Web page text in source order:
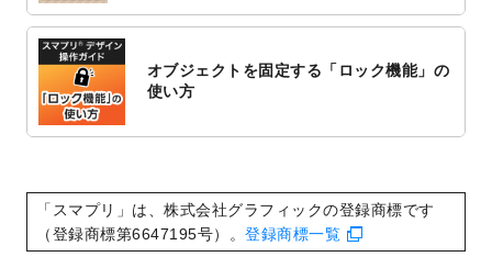
2022/9/21
コンサートのチラシデザインテンプレート
2022/9/5
年賀状のデザインテンプレート
2022/9/5
喪中はがきのデザインテンプレートを公開
2022/8/24
印刷用データの解像度
を引き上げまし
た！
オブジェクトを固定する「ロック機能」の
使い方
「スマプリ」は、株式会社グラフィックの登録商標です
（登録商標第6647195号）。 登録商標一覧